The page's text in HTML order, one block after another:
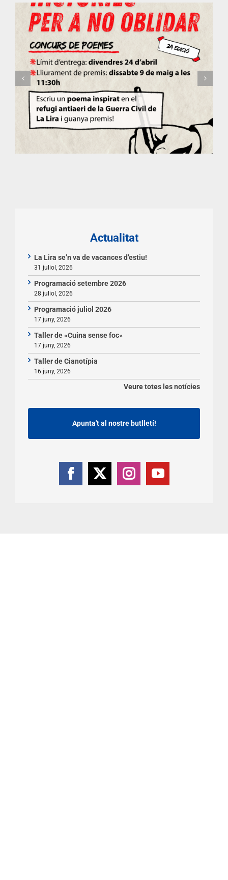
Actualitat
La Lira se’n va de vacances d’estiu!
31 juliol, 2026
Programació setembre 2026
28 juliol, 2026
Programació juliol 2026
17 juny, 2026
Taller de «Cuina sense foc»
17 juny, 2026
Taller de Cianotípia
16 juny, 2026
Veure totes les notícies
Apunta't al nostre butlletí!